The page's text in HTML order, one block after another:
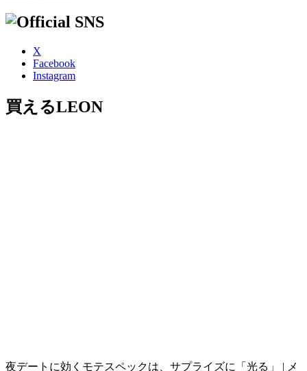
X
Facebook
Instagram
買えるLEON
夜デートに効くモテスペックは、サプライズに「光る」 | メ